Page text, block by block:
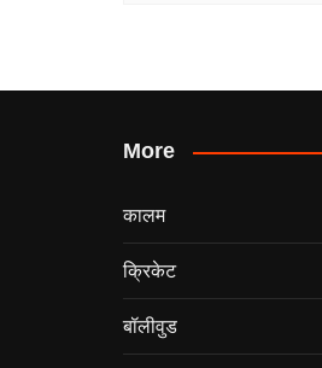
More
कालम
क्रिकेट
बॉलीवुड